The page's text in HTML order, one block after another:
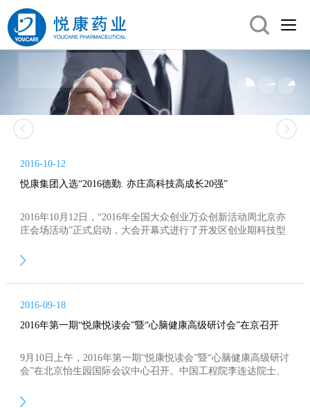
2016-10-12
悦康集团入选“2016德勤. 亦庄高科技高成长20强”
2016年10月12日，“2016年全国大众创业万众创新活动周北京亦
庄会场活动”正式启动，大会开幕式进行了开发区创业期科技型
德勤·亦庄高科技高成长20强”上榜企业名单，悦康集团再次荣
上台领奖。
2016-09-18
2016年第一期“悦康悦读会”暨“心脑健康高级研讨会”在京召开
9月10日上午，2016年第一期“悦康悦读会”暨“心脑健康高级研讨
会”在北京怡生园国际会议中心召开。中国工程院李连达院士、
事长于伟仕、集团总经理于飞等共同出席了本次会议。此次会